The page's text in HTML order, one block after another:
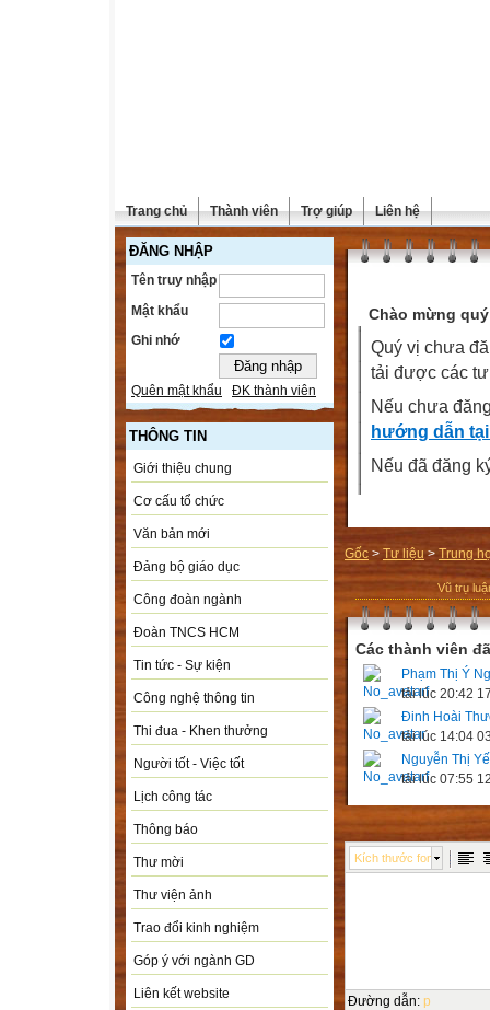
Trang chủ Thành viên Trợ giúp Liên hệ
ĐĂNG NHẬP
Tên truy nhập
Mật khẩu
Ghi nhớ
Quên mật khẩu ĐK thành viên
THÔNG TIN
Giới thiệu chung
Cơ cấu tổ chức
Văn bản mới
Đảng bộ giáo dục
Công đoàn ngành
Đoàn TNCS HCM
Tin tức - Sự kiện
Công nghệ thông tin
Thi đua - Khen thưởng
Người tốt - Việc tốt
Lịch công tác
Thông báo
Thư mời
Thư viện ảnh
Trao đổi kinh nghiệm
Góp ý với ngành GD
Liên kết website
Chào mừng
Quý vị chưa
tải được các
Nếu chưa
hướng dẫn
Nếu đã đăng
Gốc > Tư liệu> Trung
Vũ trụ
Các thành viên
Phạm Thị Ý
tải lúc 20:42
Đinh Hoài
tải lúc 14:04
Nguyễn Thị
tải lúc 07:55
Kích thước font
Đường dẫn: p